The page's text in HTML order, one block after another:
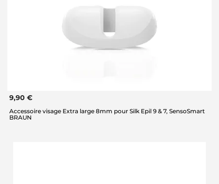
9,90 €
Accessoire visage Extra large 8mm pour Silk Epil 9 & 7, SensoSmart
BRAUN